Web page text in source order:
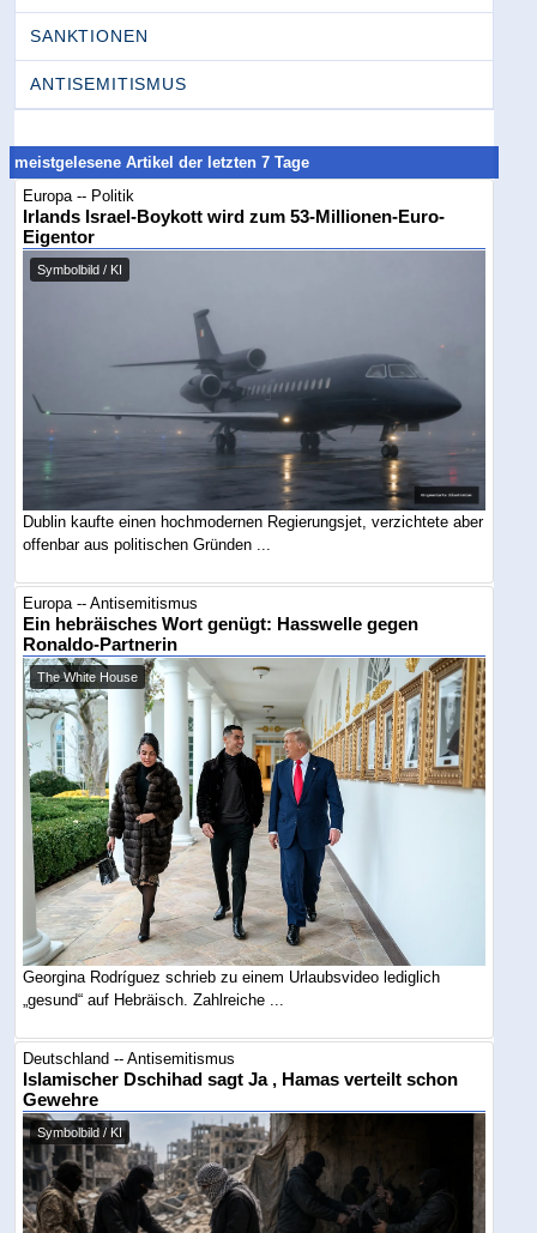
SANKTIONEN
ANTISEMITISMUS
meistgelesene Artikel der letzten 7 Tage
Europa -- Politik
Irlands Israel-Boykott wird zum 53-Millionen-Euro-
Eigentor
Symbolbild / KI
Dublin kaufte einen hochmodernen Regierungsjet, verzichtete aber
offenbar aus politischen Gründen ...
Europa -- Antisemitismus
Ein hebräisches Wort genügt: Hasswelle gegen
Ronaldo-Partnerin
The White House
Georgina Rodríguez schrieb zu einem Urlaubsvideo lediglich
„gesund“ auf Hebräisch. Zahlreiche ...
Deutschland -- Antisemitismus
Islamischer Dschihad sagt Ja , Hamas verteilt schon
Gewehre
Symbolbild / KI